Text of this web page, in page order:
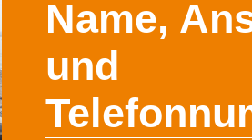
Name,
und